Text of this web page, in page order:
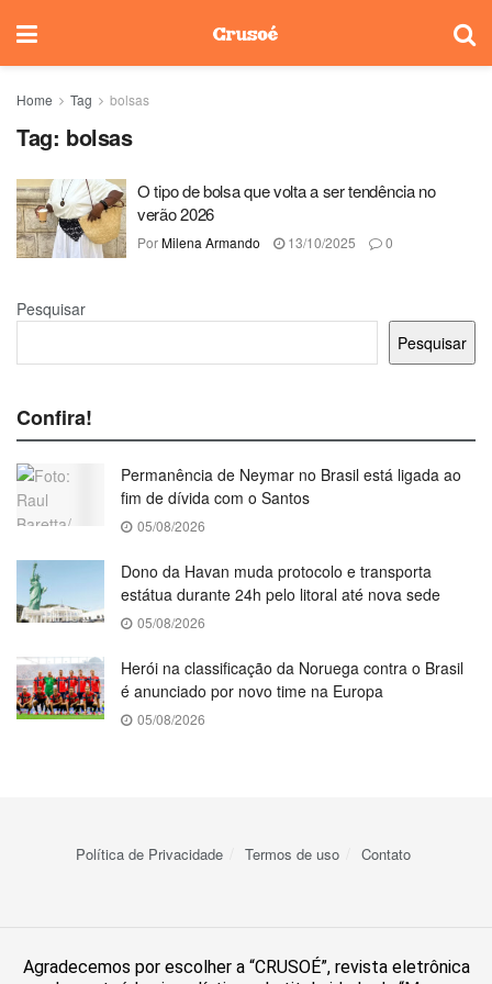
Home Tag bolsas
Tag: bolsas
O tipo de bolsa que volta a ser tendência no
verão 2026
PorMilena Armando 13/10/2025 0
Pesquisar
Pesquisar
Confira!
Permanência de Neymar no Brasil está ligada ao
fim de dívida com o Santos
05/08/2026
Dono da Havan muda protocolo e transporta
estátua durante 24h pelo litoral até nova sede
05/08/2026
Herói na classificação da Noruega contra o Brasil
é anunciado por novo time na Europa
05/08/2026
Política de Privacidade Termos de uso Contato
Agradecemos por escolher a “CRUSOÉ”, revista eletrônica